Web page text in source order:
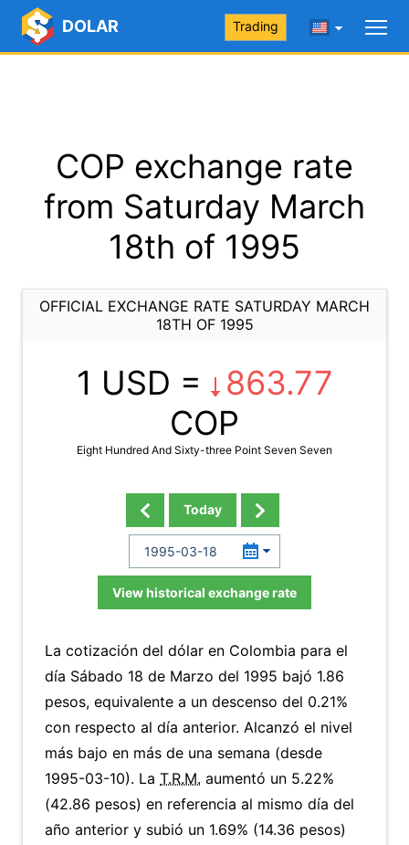
DOLAR Trading
COP exchange rate
from Saturday March
18th of 1995
OFFICIAL EXCHANGE RATE SATURDAY MARCH
18TH OF 1995
1 USD =
863.77
COP
Eight Hundred And Sixty-three Point Seven Seven
Today
View historical exchange rate
La cotización del dólar en Colombia para el
día Sábado 18 de Marzo del 1995 bajó 1.86
pesos, equivalente a un descenso del 0.21%
con respecto al día anterior. Alcanzó el nivel
más bajo en más de una semana (desde
1995-03-10). La T.R.M. aumentó un 5.22%
(42.86 pesos) en referencia al mismo día del
año anterior y subió un 1.69% (14.36 pesos)